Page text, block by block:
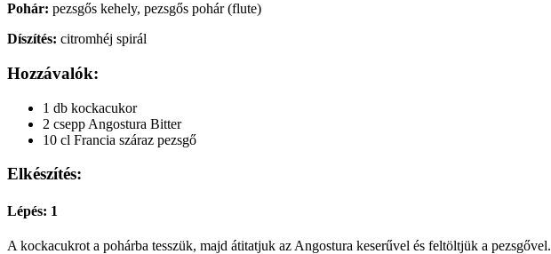
Pohár: pezsgős kehely, pezsgős pohár (flute)
Díszítés: citromhéj spirál
Hozzávalók:
1 db kockacukor
2 csepp Angostura Bitter
10 cl Francia száraz pezsgő
Elkészítés:
Lépés: 1
A kockacukrot a pohárba tesszük, majd átitatjuk az Angostura keserűvel és feltöltjük a pezsgővel.